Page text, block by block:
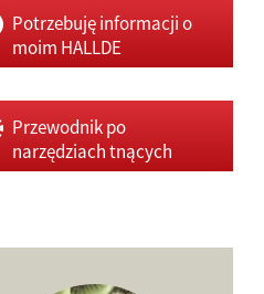
Potrzebuję informacji o
moim HALLDE
Przewodnik po
narzędziach tnących